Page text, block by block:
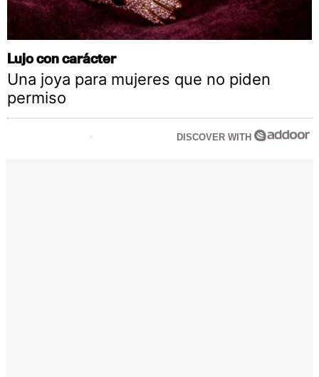
Lujo con carácter
Una joya para mujeres que no piden
permiso
DISCOVER WITH